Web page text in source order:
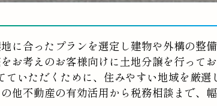
に合ったプランを選定し建物や外構の整
お考えのお客様向けに土地分譲を行ってお
いただくために、住みやすい地域を厳選
他不動産の有効活用から税務相談まで、